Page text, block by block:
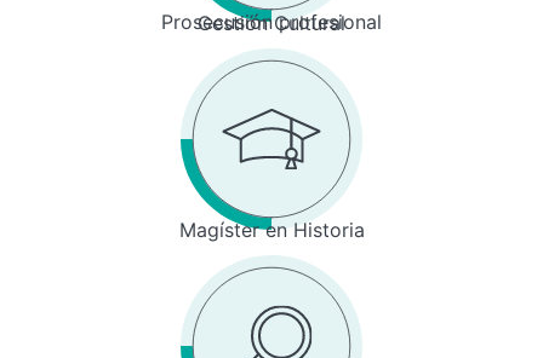
Prosecusión profesional
Gestión Cultural
Magíster en Historia